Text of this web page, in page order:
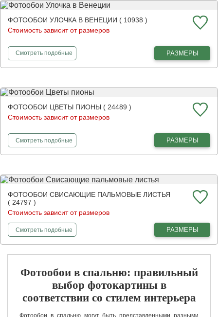
ФОТООБОИ УЛОЧКА В ВЕНЕЦИИ ( 10938 )
Стоимость зависит от размеров
Смотретьфотообои
подобные РАЗМЕРЫ
ФОТООБОИ ЦВЕТЫ ПИОНЫ ( 24489 )
Стоимость зависит от размеров
Смотретьфотообои
подобные РАЗМЕРЫ
ФОТООБОИ СВИСАЮЩИЕ ПАЛЬМОВЫЕ ЛИСТЬЯ
( 24797 )
Стоимость зависит от размеров
Смотретьфотообои
подобные РАЗМЕРЫ
Фотообои в спальню: правильный
выбор фотокартины в
соответствии со стилем интерьера
Фотообои в спальню могут быть представленными разными